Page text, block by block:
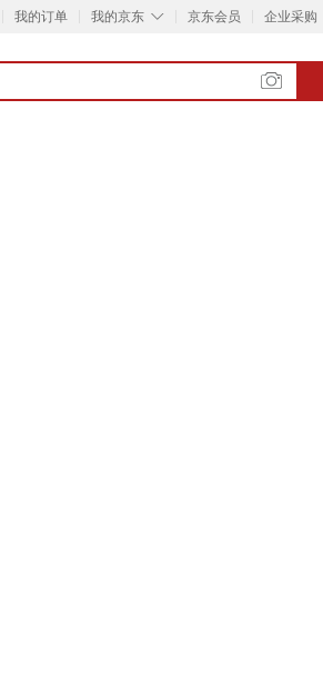
我的订单 ◇
我的京东 京东会员 企业采购